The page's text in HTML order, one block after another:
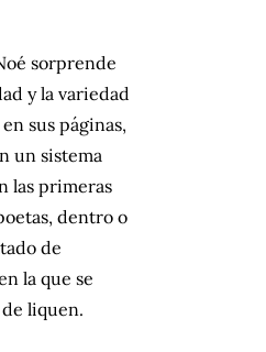
sorprende
y la variedad
sus páginas,
un sistema
las primeras
dentro o
de
la que se
liquen.